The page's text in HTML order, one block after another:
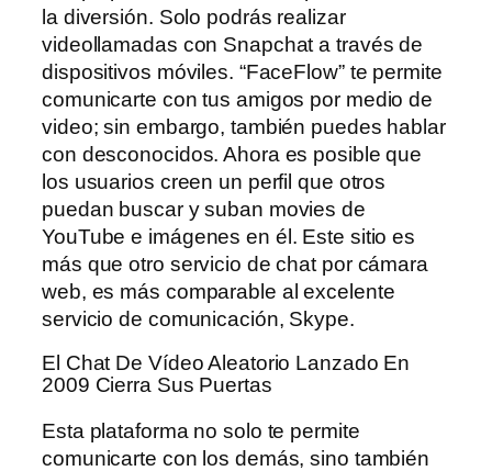
la diversión. Solo podrás realizar
videollamadas con Snapchat a través de
dispositivos móviles. “FaceFlow” te permite
comunicarte con tus amigos por medio de
video; sin embargo, también puedes hablar
con desconocidos. Ahora es posible que
los usuarios creen un perfil que otros
puedan buscar y suban movies de
YouTube e imágenes en él. Este sitio es
más que otro servicio de chat por cámara
web, es más comparable al excelente
servicio de comunicación, Skype.
El Chat De Vídeo Aleatorio Lanzado En
2009 Cierra Sus Puertas
Esta plataforma no solo te permite
comunicarte con los demás, sino también